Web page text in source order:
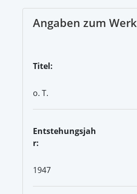
Angaben zum Werk
Titel:
o. T.
Entstehungsjah
r:
1947